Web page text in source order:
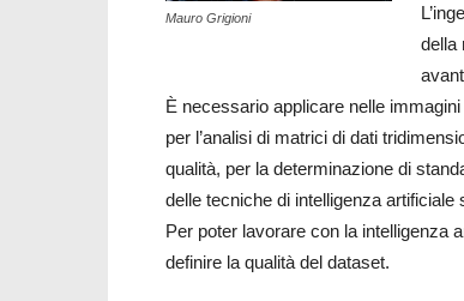
Mauro Grigioni
della
È necessario applicare nelle
per l’analisi di matrici di dati
qualità, per la determinazione di
delle tecniche di intelligenza artificiale
Per poter lavorare con la intelligenza
definire la qualità del dataset.